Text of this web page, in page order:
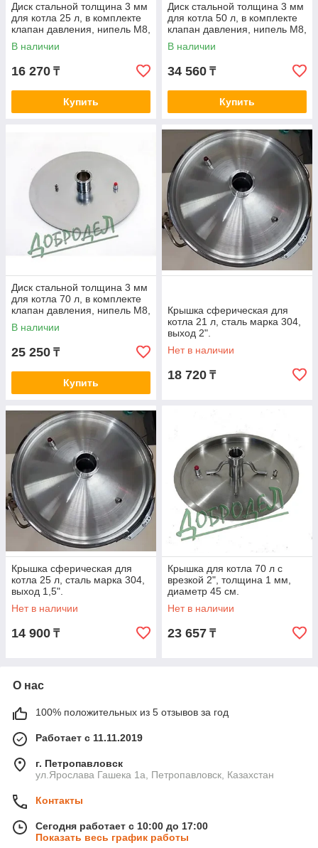
Диск стальной толщина 3 мм
для котла 25 л, в комплекте
клапан давления, нипель М8,
кламп 1,5".
В наличии
16 270 ₸
Купить
Диск стальной толщина 3 мм
для котла 50 л, в комплекте
клапан давления, нипель М8,
кламп 2".
В наличии
34 560 ₸
Купить
Диск стальной толщина 3 мм
для котла 70 л, в комплекте
клапан давления, нипель М8,
кламп 2".
В наличии
25 250 ₸
Купить
Крышка сферическая для
котла 21 л, сталь марка 304,
выход 2".
Нет в наличии
18 720 ₸
Крышка сферическая для
котла 25 л, сталь марка 304,
выход 1,5".
Нет в наличии
14 900 ₸
Крышка для котла 70 л с
врезкой 2", толщина 1 мм,
диаметр 45 см.
Нет в наличии
23 657 ₸
О нас
100% положительных из 5 отзывов за год
Работает с 11.11.2019
г. Петропавловск
ул.Ярослава Гашека 1а, Петропавловск, Казахстан
Контакты
Сегодня работает с 10:00 до 17:00
Показать весь график работы